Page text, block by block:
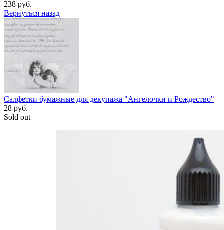
238 руб.
Вернуться назад
Салфетки бумажные для декупажа "Ангелочки и Рождество"
28 руб.
Sold out